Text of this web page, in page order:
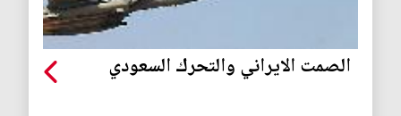
الصمت الايراني والتحرك السعودي